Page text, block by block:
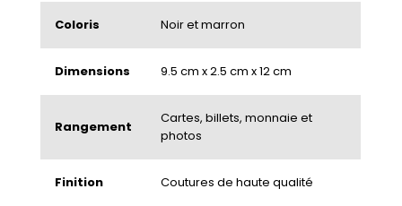
Coloris Noir et marron
Dimensions 9.5 cm x 2.5 cm x 12 cm
Rangement
Cartes, billets, monnaie et
photos
Finition Coutures de haute qualité